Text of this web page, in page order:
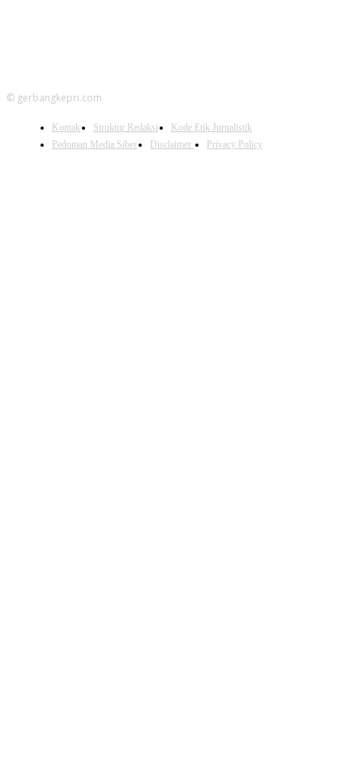
© gerbangkepri.com
Kontak Struktur Redaksi
Kode Etik Jurnalistik
Pedoman Media Siber
Disclaimer Privacy Policy